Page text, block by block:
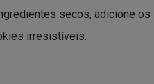
secos, adicione
irresistíveis.